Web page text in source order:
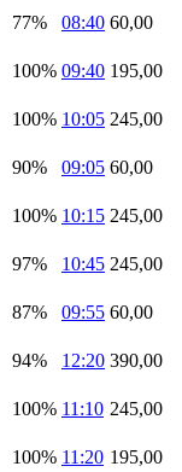
77% 08:40 60,00
100% 09:40 195,00
100% 10:05 245,00
90% 09:05 60,00
100% 10:15 245,00
97% 10:45 245,00
87% 09:55 60,00
94% 12:20 390,00
100% 11:10 245,00
100% 11:20 195,00